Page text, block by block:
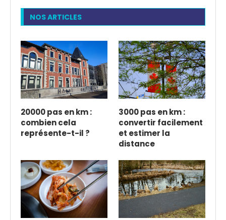
NOS ARTICLES
20000 pas en km :
combien cela
représente-t-il ?
3000 pas en km :
convertir facilement
et estimer la
distance